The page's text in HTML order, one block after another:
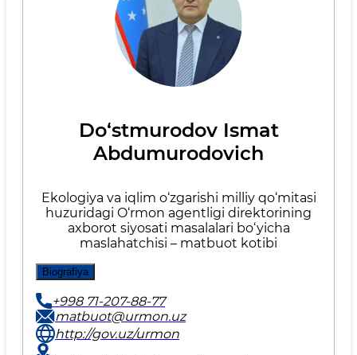
Do‘stmurodov Ismat
Abdumurodovich
Ekologiya va iqlim o‘zgarishi milliy qo‘mitasi
huzuridagi O‘rmon agentligi direktorining
axborot siyosati masalalari bo‘yicha
maslahatchisi – matbuot kotibi
Biografiya
+998 71-207-88-77
matbuot@urmon.uz
http://gov.uz/urmon